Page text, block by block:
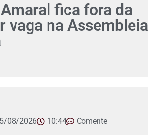
fica fora da
vaga na Assembleia
08/2026 10:44 Comente